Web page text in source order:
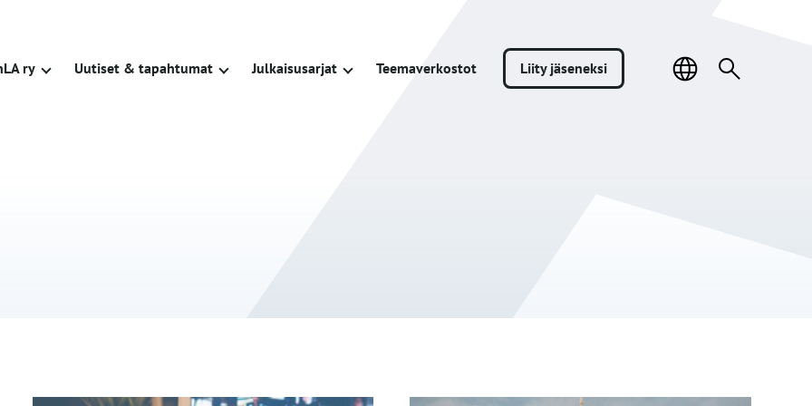
ry Uutiset & tapahtumat Julkaisu­sarjat Teema­verkostot Liity jäseneksi
Sivuston
kieli
Haku: